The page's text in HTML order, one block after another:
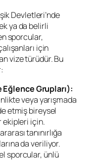
Devletleri’nde
ya da belirli
sporcular,
için
vize türüdür. Bu
Eğlence Grupları):
veya yarışmada
etmiş bireysel
ekipleri için.
tanınırlığa
da veriliyor.
sporcular, ünlü